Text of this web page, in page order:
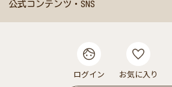
公式コンテンツ・SNS
ログイン お気に入り